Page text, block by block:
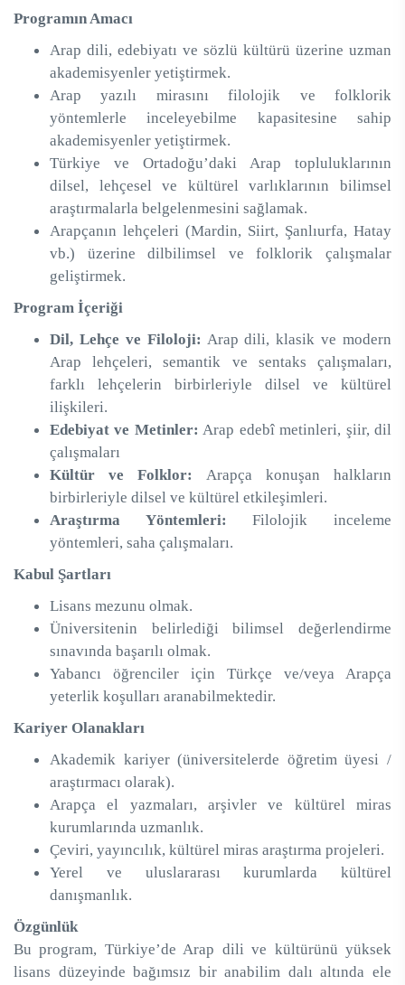
Programın Amacı
Arap dili, edebiyatı ve sözlü kültürü üzerine uzman
akademisyenler yetiştirmek.
Arap yazılı mirasını filolojik ve folklorik
yöntemlerle inceleyebilme kapasitesine sahip
akademisyenler yetiştirmek.
Türkiye ve Ortadoğu’daki Arap topluluklarının
dilsel, lehçesel ve kültürel varlıklarının bilimsel
araştırmalarla belgelenmesini sağlamak.
Arapçanın lehçeleri (Mardin, Siirt, Şanlıurfa, Hatay
vb.) üzerine dilbilimsel ve folklorik çalışmalar
geliştirmek.
Program İçeriği
Dil, Lehçe ve Filoloji: Arap dili, klasik ve modern
Arap lehçeleri, semantik ve sentaks çalışmaları,
farklı lehçelerin birbirleriyle dilsel ve kültürel
ilişkileri.
Edebiyat ve Metinler: Arap edebî metinleri, şiir, dil
çalışmaları
Kültür ve Folklor:
Arapça konuşan halkların
birbirleriyle dilsel ve kültürel etkileşimleri.
Araştırma Yöntemleri: Filolojik inceleme
yöntemleri, saha çalışmaları.
Kabul Şartları
Lisans mezunu olmak.
Üniversitenin belirlediği bilimsel değerlendirme
sınavında başarılı olmak.
Yabancı öğrenciler için Türkçe ve/veya Arapça
yeterlik koşulları aranabilmektedir.
Kariyer Olanakları
Akademik kariyer (üniversitelerde öğretim üyesi /
araştırmacı olarak).
Arapça el yazmaları, arşivler ve kültürel miras
kurumlarında uzmanlık.
Çeviri, yayıncılık, kültürel miras araştırma projeleri.
Yerel ve uluslararası kurumlarda kültürel
danışmanlık.
Özgünlük
Bu program, Türkiye’de Arap dili ve kültürünü yüksek
lisans düzeyinde bağımsız bir anabilim dalı altında ele